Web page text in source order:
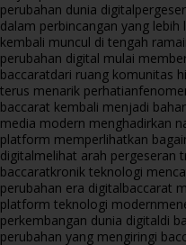
perubahan dunia digital
dalam perbincangan yang lebih
kembali muncul di tengah
perubahan digital mulai
baccaratdari ruang komunitas
terus menarik perhatian
baccarat kembali menjadi
media modern menghadirkan
platform memperlihatkan
digitalmelihat arah pergeseran
baccaratkronik teknologi
perubahan era digitalbaccarat
platform teknologi modern
perkembangan dunia digitaldi
perubahan yang mengiringi